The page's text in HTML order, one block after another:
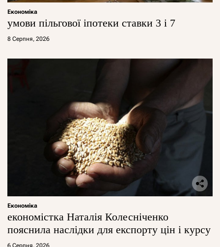
Економіка
умови пільгової іпотеки ставки 3 і 7
8 Серпня, 2026
Економіка
економістка Наталія Колесніченко
пояснила наслідки для експорту цін і курсу
6 Серпня, 2026